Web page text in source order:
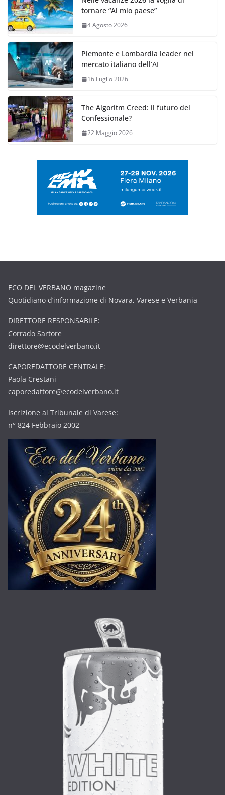
tornare “Al mio paese”
4 Agosto 2026
Piemonte e Lombardia leader nel
mercato italiano dell’AI
16 Luglio 2026
The Algoritm Creed: il futuro del
Confessionale?
22 Maggio 2026
ECO DEL VERBANO magazine
Quotidiano d’informazione di Novara, Varese e Verbania
DIRETTORE RESPONSABILE:
Corrado Sartore
direttore@ecodelverbano.it
CAPOREDATTORE CENTRALE:
Paola Crestani
caporedattore@ecodelverbano.it
Iscrizione al Tribunale di Varese:
n° 824 Febbraio 2002